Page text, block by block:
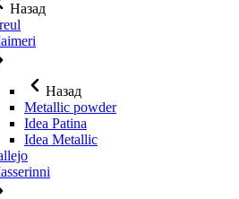
Назад
Назад
Metallic powder
Idea Patina
Idea Metallic